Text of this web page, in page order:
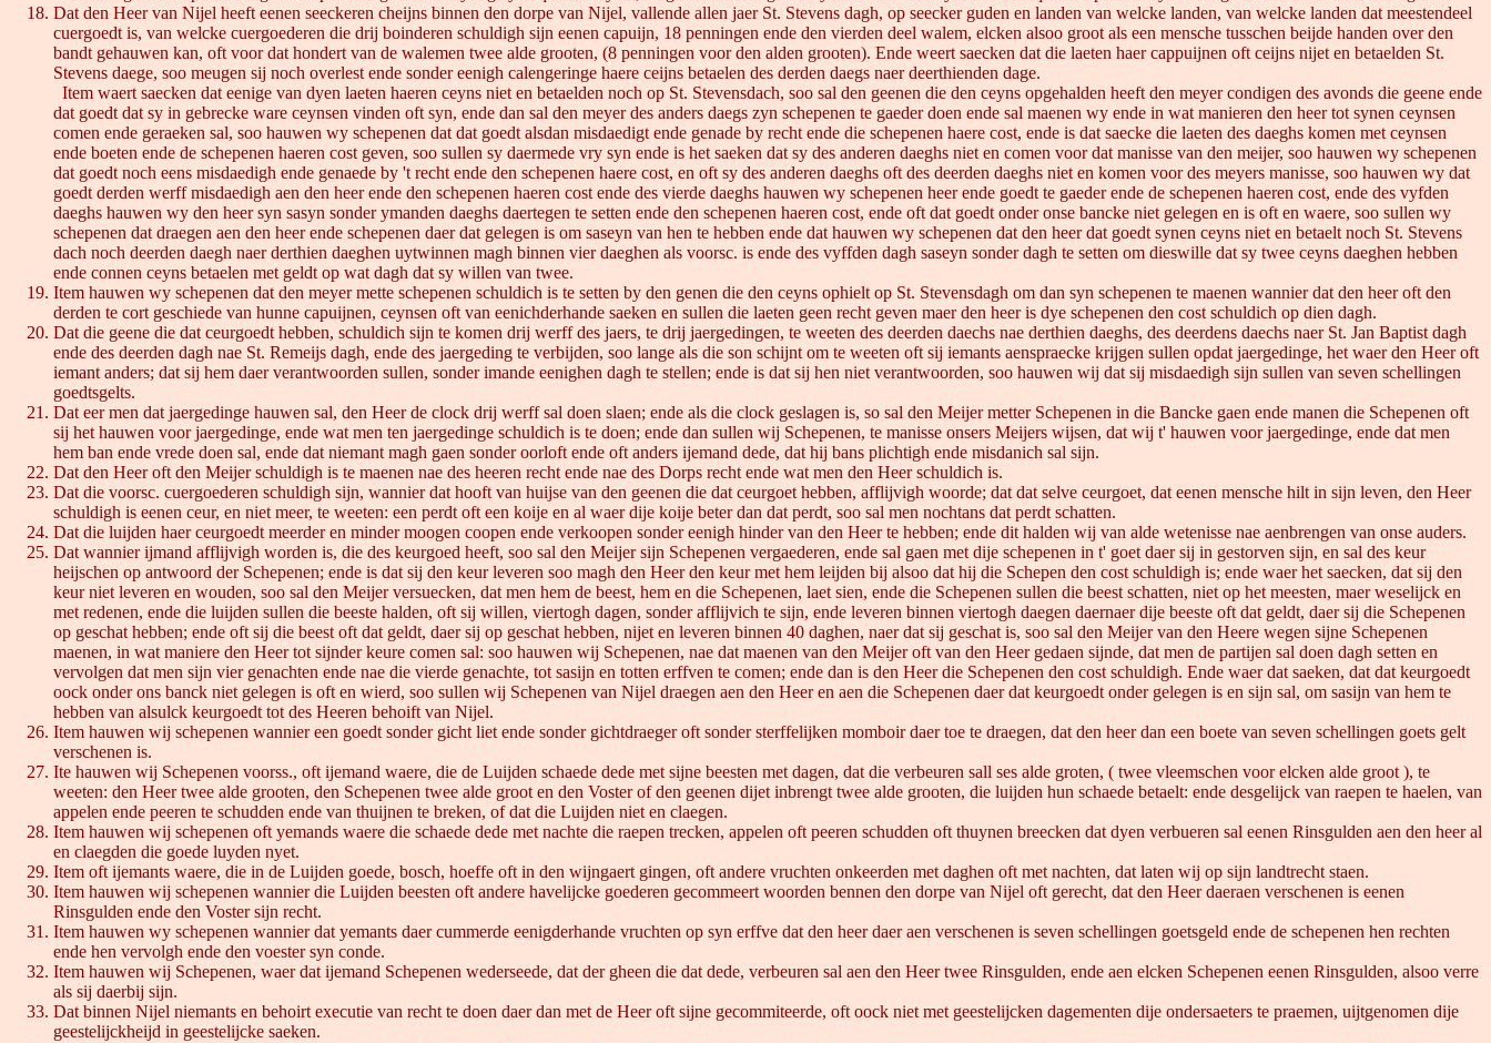
Dat den Heer van Nijel heeft eenen seeckeren cheijns binnen den dorpe van Nijel, vallende allen jaer St. Stevens dagh, op seecker guden en landen van welcke landen, van welcke landen dat meestendeel
cuergoedt is, van welcke cuergoederen die drij boinderen schuldigh sijn eenen capuijn, 18 penningen ende den vierden deel walem, elcken alsoo groot als een mensche tusschen beijde handen over den
bandt gehauwen kan, oft voor dat hondert van de walemen twee alde grooten, (8 penningen voor den alden grooten). Ende weert saecken dat die laeten haer cappuijnen oft ceijns nijet en betaelden St.
Stevens daege, soo meugen sij noch overlest ende sonder eenigh calengeringe haere ceijns betaelen des derden daegs naer deerthienden dage.
Item waert saecken dat eenige van dyen laeten haeren ceyns niet en betaelden noch op St. Stevensdach, soo sal den geenen die den ceyns opgehalden heeft den meyer condigen des avonds die geene ende
dat goedt dat sy in gebrecke ware ceynsen vinden oft syn, ende dan sal den meyer des anders daegs zyn schepenen te gaeder doen ende sal maenen wy ende in wat manieren den heer tot synen ceynsen
comen ende geraeken sal, soo hauwen wy schepenen dat dat goedt alsdan misdaedigt ende genade by recht ende die schepenen haere cost, ende is dat saecke die laeten des daeghs komen met ceynsen
ende boeten ende de schepenen haeren cost geven, soo sullen sy daermede vry syn ende is het saeken dat sy des anderen daeghs niet en comen voor dat manisse van den meijer, soo hauwen wy schepenen
dat goedt noch eens misdaedigh ende genaede by 't recht ende den schepenen haere cost, en oft sy des anderen daeghs oft des deerden daeghs niet en komen voor des meyers manisse, soo hauwen wy dat
goedt derden werff misdaedigh aen den heer ende den schepenen haeren cost ende des vierde daeghs hauwen wy schepenen heer ende goedt te gaeder ende de schepenen haeren cost, ende des vyfden
daeghs hauwen wy den heer syn sasyn sonder ymanden daeghs daertegen te setten ende den schepenen haeren cost, ende oft dat goedt onder onse bancke niet gelegen en is oft en waere, soo sullen wy
schepenen dat draegen aen den heer ende schepenen daer dat gelegen is om saseyn van hen te hebben ende dat hauwen wy schepenen dat den heer dat goedt synen ceyns niet en betaelt noch St. Stevens
dach noch deerden daegh naer derthien daeghen uytwinnen magh binnen vier daeghen als voorsc. is ende des vyffden dagh saseyn sonder dagh te setten om dieswille dat sy twee ceyns daeghen hebben
ende connen ceyns betaelen met geldt op wat dagh dat sy willen van twee.
Item hauwen wy schepenen dat den meyer mette schepenen schuldich is te setten by den genen die den ceyns ophielt op St. Stevensdagh om dan syn schepenen te maenen wannier dat den heer oft den
derden te cort geschiede van hunne capuijnen, ceynsen oft van eenichderhande saeken en sullen die laeten geen recht geven maer den heer is dye schepenen den cost schuldich op dien dagh.
Dat die geene die dat ceurgoedt hebben, schuldich sijn te komen drij werff des jaers, te drij jaergedingen, te weeten des deerden daechs nae derthien daeghs, des deerdens daechs naer St. Jan Baptist dagh
ende des deerden dagh nae St. Remeijs dagh, ende des jaergeding te verbijden, soo lange als die son schijnt om te weeten oft sij iemants aenspraecke krijgen sullen opdat jaergedinge, het waer den Heer oft
iemant anders; dat sij hem daer verantwoorden sullen, sonder imande eenighen dagh te stellen; ende is dat sij hen niet verantwoorden, soo hauwen wij dat sij misdaedigh sijn sullen van seven schellingen
goedtsgelts.
Dat eer men dat jaergedinge hauwen sal, den Heer de clock drij werff sal doen slaen; ende als die clock geslagen is, so sal den Meijer metter Schepenen in die Bancke gaen ende manen die Schepenen oft
sij het hauwen voor jaergedinge, ende wat men ten jaergedinge schuldich is te doen; ende dan sullen wij Schepenen, te manisse onsers Meijers wijsen, dat wij t' hauwen voor jaergedinge, ende dat men
hem ban ende vrede doen sal, ende dat niemant magh gaen sonder oorloft ende oft anders ijemand dede, dat hij bans plichtigh ende misdanich sal sijn.
Dat den Heer oft den Meijer schuldigh is te maenen nae des heeren recht ende nae des Dorps recht ende wat men den Heer schuldich is.
Dat die voorsc. cuergoederen schuldigh sijn, wannier dat hooft van huijse van den geenen die dat ceurgoet hebben, afflijvigh woorde; dat dat selve ceurgoet, dat eenen mensche hilt in sijn leven, den Heer
schuldigh is eenen ceur, en niet meer, te weeten: een perdt oft een koije en al waer dije koije beter dan dat perdt, soo sal men nochtans dat perdt schatten.
Dat die luijden haer ceurgoedt meerder en minder moogen coopen ende verkoopen sonder eenigh hinder van den Heer te hebben; ende dit halden wij van alde wetenisse nae aenbrengen van onse auders.
Dat wannier ijmand afflijvigh worden is, die des keurgoed heeft, soo sal den Meijer sijn Schepenen vergaederen, ende sal gaen met dije schepenen in t' goet daer sij in gestorven sijn, en sal des keur
heijschen op antwoord der Schepenen; ende is dat sij den keur leveren soo magh den Heer den keur met hem leijden bij alsoo dat hij die Schepen den cost schuldigh is; ende waer het saecken, dat sij den
keur niet leveren en wouden, soo sal den Meijer versuecken, dat men hem de beest, hem en die Schepenen, laet sien, ende die Schepenen sullen die beest schatten, niet op het meesten, maer weselijck en
met redenen, ende die luijden sullen die beeste halden, oft sij willen, viertogh dagen, sonder afflijvich te sijn, ende leveren binnen viertogh daegen daernaer dije beeste oft dat geldt, daer sij die Schepenen
op geschat hebben; ende oft sij die beest oft dat geldt, daer sij op geschat hebben, nijet en leveren binnen 40 daghen, naer dat sij geschat is, soo sal den Meijer van den Heere wegen sijne Schepenen
maenen, in wat maniere den Heer tot sijnder keure comen sal: soo hauwen wij Schepenen, nae dat maenen van den Meijer oft van den Heer gedaen sijnde, dat men de partijen sal doen dagh setten en
vervolgen dat men sijn vier genachten ende nae die vierde genachte, tot sasijn en totten erffven te comen; ende dan is den Heer die Schepenen den cost schuldigh. Ende waer dat saeken, dat dat keurgoedt
oock onder ons banck niet gelegen is oft en wierd, soo sullen wij Schepenen van Nijel draegen aen den Heer en aen die Schepenen daer dat keurgoedt onder gelegen is en sijn sal, om sasijn van hem te
hebben van alsulck keurgoedt tot des Heeren behoift van Nijel.
Item hauwen wij schepenen wannier een goedt sonder gicht liet ende sonder gichtdraeger oft sonder sterffelijken momboir daer toe te draegen, dat den heer dan een boete van seven schellingen goets gelt
verschenen is.
Ite hauwen wij Schepenen voorss., oft ijemand waere, die de Luijden schaede dede met sijne beesten met dagen, dat die verbeuren sall ses alde groten, ( twee vleemschen voor elcken alde groot ), te
weeten: den Heer twee alde grooten, den Schepenen twee alde groot en den Voster of den geenen dijet inbrengt twee alde grooten, die luijden hun schaede betaelt: ende desgelijck van raepen te haelen, van
appelen ende peeren te schudden ende van thuijnen te breken, of dat die Luijden niet en claegen.
Item hauwen wij schepenen oft yemands waere die schaede dede met nachte die raepen trecken, appelen oft peeren schudden oft thuynen breecken dat dyen verbueren sal eenen Rinsgulden aen den heer al
en claegden die goede luyden nyet.
Item oft ijemants waere, die in de Luijden goede, bosch, hoeffe oft in den wijngaert gingen, oft andere vruchten onkeerden met daghen oft met nachten, dat laten wij op sijn landtrecht staen.
Item hauwen wij schepenen wannier die Luijden beesten oft andere havelijcke goederen gecommeert woorden bennen den dorpe van Nijel oft gerecht, dat den Heer daeraen verschenen is eenen
Rinsgulden ende den Voster sijn recht.
Item hauwen wy schepenen wannier dat yemants daer cummerde eenigderhande vruchten op syn erffve dat den heer daer aen verschenen is seven schellingen goetsgeld ende de schepenen hen rechten
ende hen vervolgh ende den voester syn conde.
Item hauwen wij Schepenen, waer dat ijemand Schepenen wederseede, dat der gheen die dat dede, verbeuren sal aen den Heer twee Rinsgulden, ende aen elcken Schepenen eenen Rinsgulden, alsoo verre
als sij daerbij sijn.
Dat binnen Nijel niemants en behoirt executie van recht te doen daer dan met de Heer oft sijne gecommiteerde, oft oock niet met geestelijcken dagementen dije ondersaeters te praemen, uijtgenomen dije
geestelijckheijd in geestelijcke saeken.